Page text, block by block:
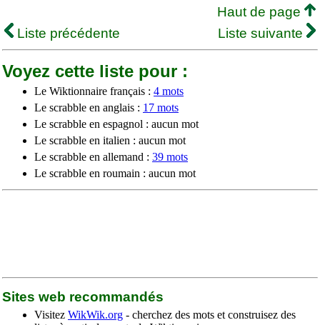
Haut de page
Liste précédente
Liste suivante
Voyez cette liste pour :
Le Wiktionnaire français : 4 mots
Le scrabble en anglais : 17 mots
Le scrabble en espagnol : aucun mot
Le scrabble en italien : aucun mot
Le scrabble en allemand : 39 mots
Le scrabble en roumain : aucun mot
Sites web recommandés
Visitez WikWik.org - cherchez des mots et construisez des